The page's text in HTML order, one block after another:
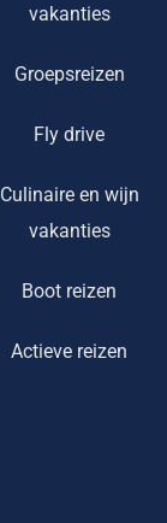
vakanties
Groepsreizen
Fly drive
Culinaire en wijn
vakanties
Boot reizen
Actieve reizen